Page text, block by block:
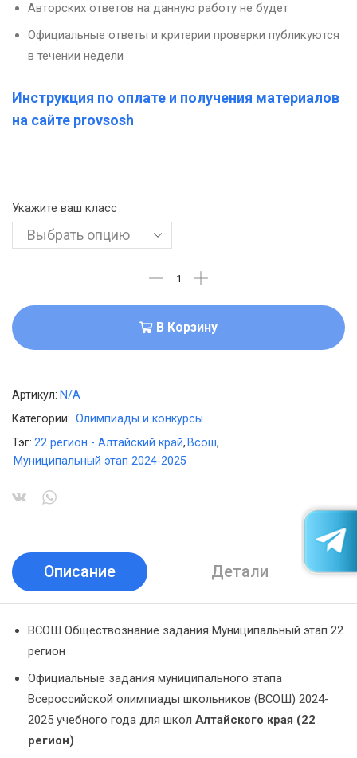
Авторских ответов на данную работу не будет
Официальные ответы и критерии проверки публикуются
в течении недели
Инструкция по оплате и получения материалов
на сайте provsosh
Укажите ваш класс
В Корзину
Артикул: N/A
Категории: Олимпиады и конкурсы
Тэг: 22 регион - Алтайский край, Всош,
Муниципальный этап 2024-2025
Описание Детали
ВСОШ Обществознание задания Муниципальный этап 22
регион
Официальные задания муниципального этапа
Всероссийской олимпиады школьников (ВСОШ) 2024-
2025 учебного года для школ Алтайского края (22
регион)